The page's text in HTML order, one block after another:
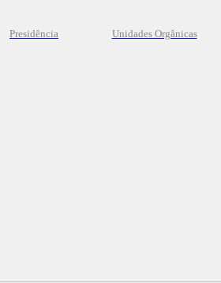
Presidência Unidades Orgânicas